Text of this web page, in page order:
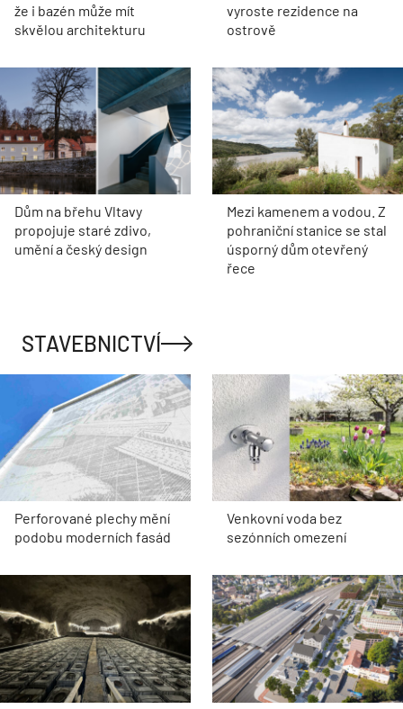
že i bazén může mít
skvělou architekturu
vyroste rezidence na
ostrově
Dům na břehu Vltavy
propojuje staré zdivo,
umění a český design
Mezi kamenem a vodou. Z
pohraniční stanice se stal
úsporný dům otevřený
řece
STAVEBNICTVÍ
Perforované plechy mění
podobu moderních fasád
Venkovní voda bez
sezónních omezení